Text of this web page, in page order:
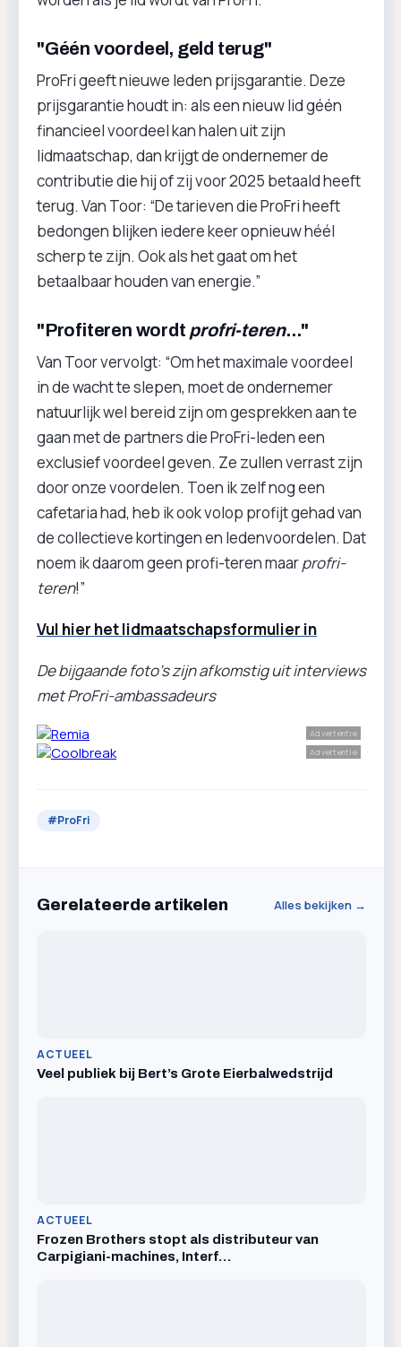
"Géén voordeel, geld terug"
ProFri geeft nieuwe leden prijsgarantie. Deze
prijsgarantie houdt in: als een nieuw lid géén
financieel voordeel kan halen uit zijn
lidmaatschap, dan krijgt de ondernemer de
contributie die hij of zij voor 2025 betaald heeft
terug. Van Toor: “De tarieven die ProFri heeft
bedongen blijken iedere keer opnieuw héél
scherp te zijn. Ook als het gaat om het
betaalbaar houden van energie.”
"Profiteren wordt profri-teren..."
Van Toor vervolgt: “Om het maximale voordeel
in de wacht te slepen, moet de ondernemer
natuurlijk wel bereid zijn om gesprekken aan te
gaan met de partners die ProFri-leden een
exclusief voordeel geven. Ze zullen verrast zijn
door onze voordelen. Toen ik zelf nog een
cafetaria had, heb ik ook volop profijt gehad van
de collectieve kortingen en ledenvoordelen. Dat
noem ik daarom geen profi-teren maarprofri-
teren!”
Vul hier het lidmaatschapsformulier in
De bijgaande foto's zijn afkomstig uit interviews
met ProFri-ambassadeurs
Advertentie
Advertentie
#ProFri
Gerelateerde artikelen Alles bekijken →
ACTUEEL
Veel publiek bij Bert’s Grote Eierbalwedstrijd
ACTUEEL
Frozen Brothers stopt als distributeur van
Carpigiani-machines, Interf…